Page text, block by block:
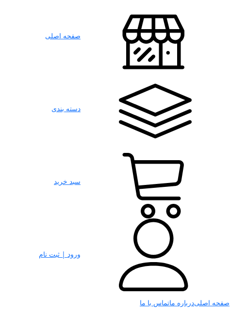
صفحه اصلی
دسته بندی
سبد خرید
ورود | ثبت نام
صفحه اصلیدرباره ماتماس با ما